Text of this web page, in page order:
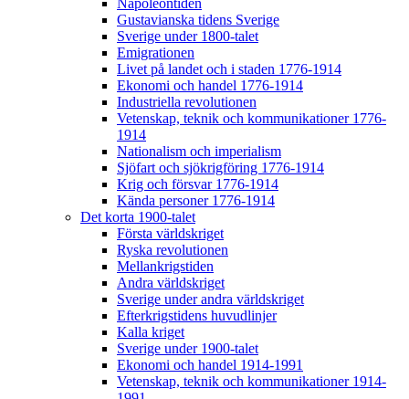
Napoleontiden
Gustavianska tidens Sverige
Sverige under 1800-talet
Emigrationen
Livet på landet och i staden 1776-1914
Ekonomi och handel 1776-1914
Industriella revolutionen
Vetenskap, teknik och kommunikationer 1776-
1914
Nationalism och imperialism
Sjöfart och sjökrigföring 1776-1914
Krig och försvar 1776-1914
Kända personer 1776-1914
Det korta 1900-talet
Första världskriget
Ryska revolutionen
Mellankrigstiden
Andra världskriget
Sverige under andra världskriget
Efterkrigstidens huvudlinjer
Kalla kriget
Sverige under 1900-talet
Ekonomi och handel 1914-1991
Vetenskap, teknik och kommunikationer 1914-